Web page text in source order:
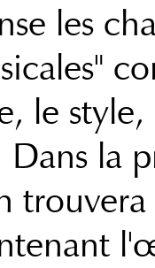
les
le
Dans la